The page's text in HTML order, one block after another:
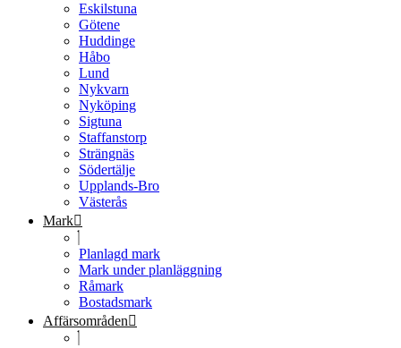
Eskilstuna
Götene
Huddinge
Håbo
Lund
Nykvarn
Nyköping
Sigtuna
Staffanstorp
Strängnäs
Södertälje
Upplands-Bro
Västerås
Mark
Planlagd mark
Mark under planläggning
Råmark
Bostadsmark
Affärsområden